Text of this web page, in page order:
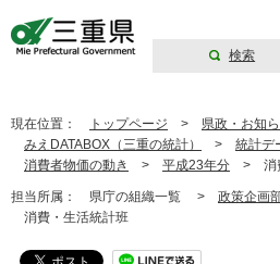
検索
現在位置： トップページ > 県政・お知
みえDATABOX（三重の統計）
> 統計デ
消費者物価の動き
> 平成23年分 > 消
担当所属： 県庁の組織一覧 > 政策企画
消費・生活統計班